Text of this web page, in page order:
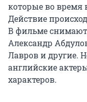
которые во время
Действие
В фильме
Александр
Лавров и другие.
английские
характеров.